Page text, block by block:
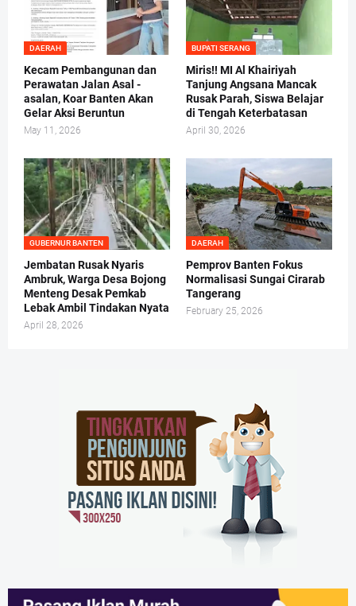
DAERAH
Kecam Pembangunan dan
Perawatan Jalan Asal -
asalan, Koar Banten Akan
Gelar Aksi Beruntun
May 11, 2026
BUPATI SERANG
Miris!! MI Al Khairiyah
Tanjung Angsana Mancak
Rusak Parah, Siswa Belajar
di Tengah Keterbatasan
April 30, 2026
GUBERNUR BANTEN
Jembatan Rusak Nyaris
Ambruk, Warga Desa Bojong
Menteng Desak Pemkab
Lebak Ambil Tindakan Nyata
April 28, 2026
DAERAH
Pemprov Banten Fokus
Normalisasi Sungai Cirarab
Tangerang
February 25, 2026